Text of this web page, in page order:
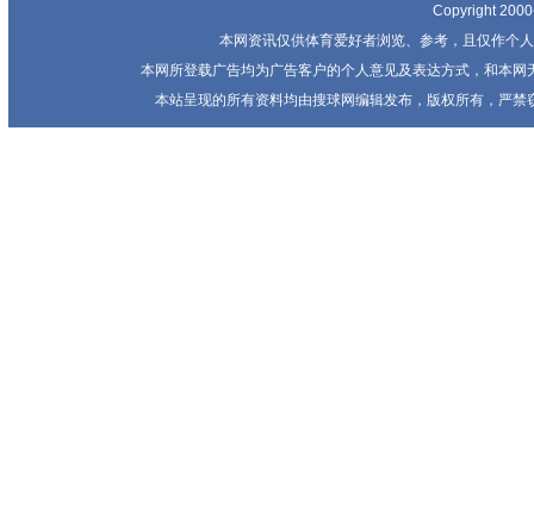
Copyright
本网资讯仅供体育爱好者浏览、参考，且仅作个
本网所登载广告均为广告客户的个人意见及表达方式，和本
本站呈现的所有资料均由搜球网编辑发布，版权所有，严